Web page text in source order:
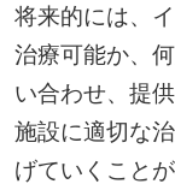
将来的には、
治療可能か、
い合わせ、提
施設に適切な
げていくこと